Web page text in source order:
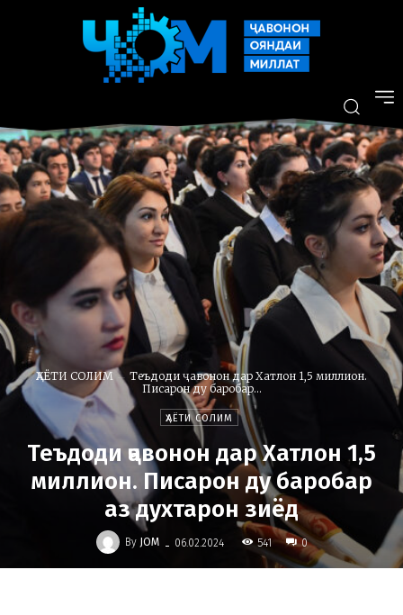
ҲАЁТИ СОЛИМ
Теъдоди ҷавонон дар Хатлон 1,5 миллион.
Писарон ду баробар...
ҲАЁТИ СОЛИМ
Теъдоди ҷавонон дар Хатлон 1,5
миллион. Писарон ду баробар
аз духтарон зиёд
By JOM - 06.02.2024 541 0